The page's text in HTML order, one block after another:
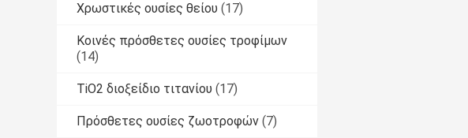
Χρωστικές ουσίες θείου (17)
Κοινές πρόσθετες ουσίες τροφίμων
(14)
TiO2 διοξείδιο τιτανίου (17)
Πρόσθετες ουσίες ζωοτροφών (7)